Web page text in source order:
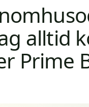
alltid
Prime